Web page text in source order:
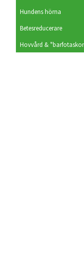
Hundens hörna
Betesreducerare
Hovvård &